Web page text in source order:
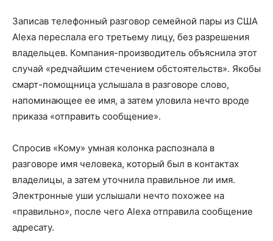
Записав телефонный разговор семейной пары из США
Alexa переслала его третьему лицу, без разрешения
владельцев. Компания-производитель объяснила этот
случай «редчайшим стечением обстоятельств». Якобы
смарт-помощница услышала в разговоре слово,
напоминающее ее имя, а затем уловила нечто вроде
приказа «отправить сообщение».
Спросив «Кому» умная колонка распознала в
разговоре имя человека, который был в контактах
владелицы, а затем уточнила правильное ли имя.
Электронные уши услышали нечто похожее на
«правильно», после чего Alexa отправила сообщение
адресату.